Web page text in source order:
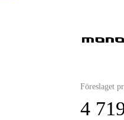
Föreslaget
4